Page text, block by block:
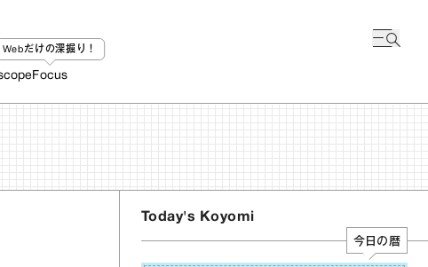
Webだけの深掘り！
Focus
Today's Koyomi
今日の暦